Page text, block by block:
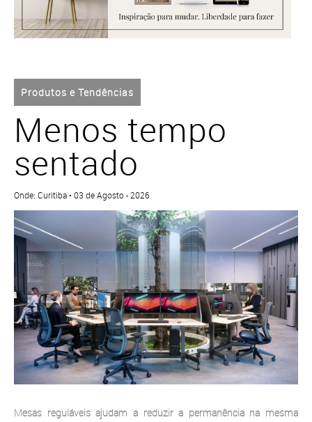
Produtos e Tendências
Menos tempo
sentado
Onde: Curitiba • 03 de Agosto - 2026
Mesas reguláveis ajudam a reduzir a permanência na mesma